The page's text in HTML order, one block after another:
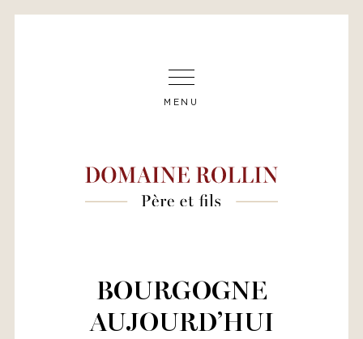
MENU
BOURGOGNE
AUJOURD’HUI